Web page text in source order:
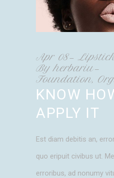
Apr 08
Byherbariu
Foundation,
KNOW
APPLY IT
Est diam debitis an,
quo eripuit civibus ut.
erroribus, ad nonumy